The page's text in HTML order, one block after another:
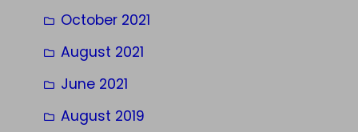
October 2021
August 2021
June 2021
August 2019